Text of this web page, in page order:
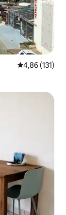
Priemerné
4,86 (131)